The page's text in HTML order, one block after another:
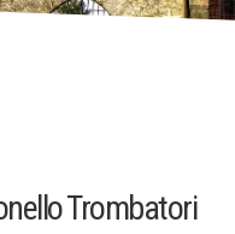
Trombatori